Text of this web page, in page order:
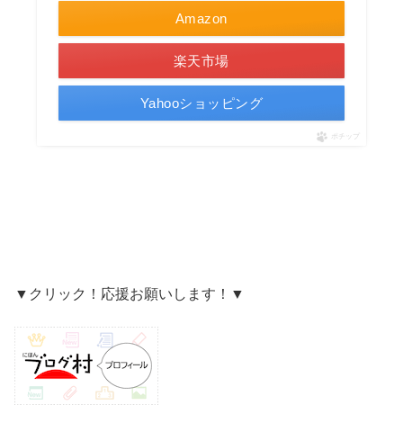
Amazon
楽天市場
Yahooショッピング
ポチップ
▼クリック！応援お願いします！▼